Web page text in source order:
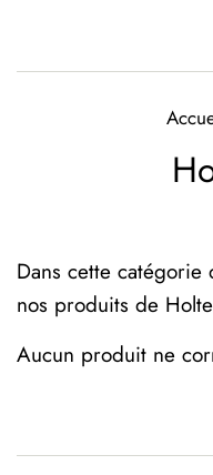
Dans cette
nos produits de
Aucun produit ne